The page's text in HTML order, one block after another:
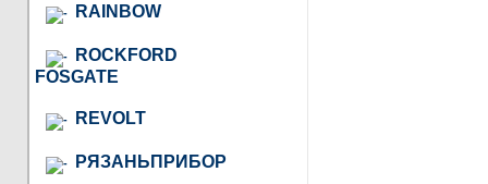
RAINBOW
ROCKFORD
FOSGATE
REVOLT
РЯЗАНЬПРИБОР